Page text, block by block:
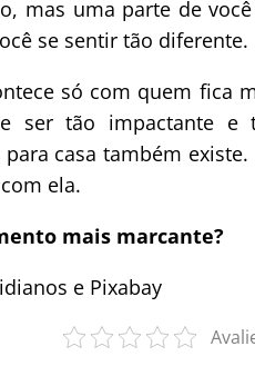
mas uma parte de
se sentir tão diferente.
só com quem fica
ser tão impactante e
casa também
ela.
mais marcante?
e Pixabay